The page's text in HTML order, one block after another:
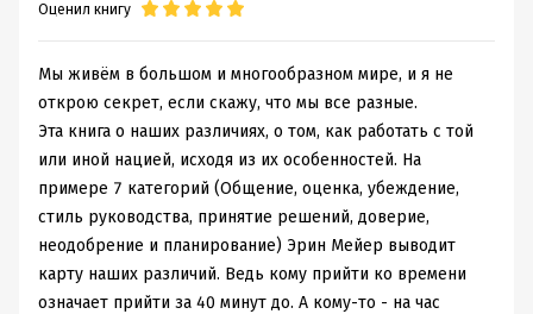
к прочтению обязательно
Оценил книгу
Мы живём в большом и многообразном мире, и я не
открою секрет, если скажу, что мы все разные.
Эта книга о наших различиях, о том, как работать с той
или иной нацией, исходя из их особенностей. На
примере 7 категорий (Общение, оценка, убеждение,
стиль руководства, принятие решений, доверие,
неодобрение и планирование) Эрин Мейер выводит
карту наших различий. Ведь кому прийти ко времени
означает прийти за 40 минут до. А кому-то - на час